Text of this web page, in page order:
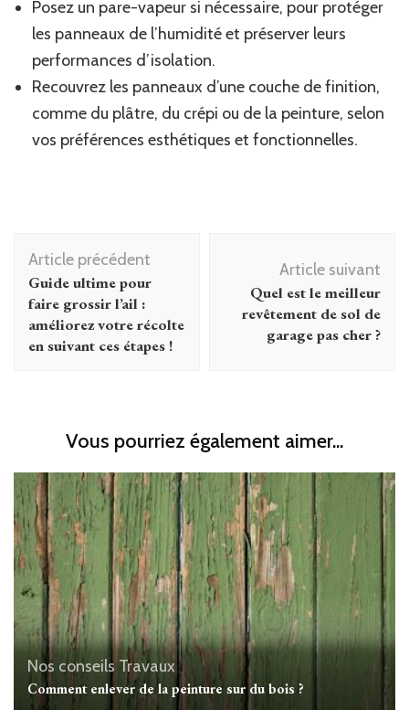
Posez un pare-vapeur si nécessaire, pour protéger
les panneaux de l’humidité et préserver leurs
performances d’isolation.
Recouvrez les panneaux d’une couche de finition,
comme du plâtre, du crépi ou de la peinture, selon
vos préférences esthétiques et fonctionnelles.
Navigation
d'article
Article précédent
Guide ultime pour
faire grossir l’ail :
améliorez votre récolte
en suivant ces étapes !
Article suivant
Quel est le meilleur
revêtement de sol de
garage pas cher ?
Vous pourriez également aimer...
Nos conseils Travaux
Comment enlever de la peinture sur du bois ?